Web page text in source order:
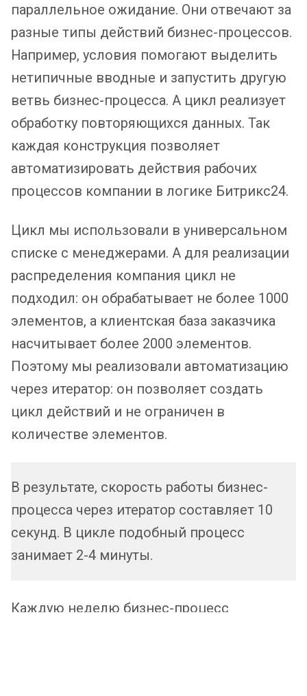
параллельное ожидание. Они отвечают за
разные типы действий бизнес-процессов.
Например, условия помогают выделить
нетипичные вводные и запустить другую
ветвь бизнес-процесса. А цикл реализует
обработку повторяющихся данных. Так
каждая конструкция позволяет
автоматизировать действия рабочих
процессов компании в логике Битрикс24.
Цикл мы использовали в универсальном
списке с менеджерами. А для реализации
распределения компания цикл не
подходил: он обрабатывает не более 1000
элементов, а клиентская база заказчика
насчитывает более 2000 элементов.
Поэтому мы реализовали автоматизацию
через итератор: он позволяет создать
цикл действий и не ограничен в
количестве элементов.
В результате, скорость работы бизнес-
процесса через итератор составляет 10
секунд. В цикле подобный процесс
занимает 2-4 минуты.
Каждую неделю бизнес-процесс